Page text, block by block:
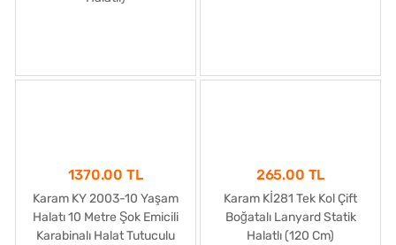
1370.00 TL
Karam KY 2003-10 Yaşam
Halatı 10 Metre Şok Emicili
Karabinalı Halat Tutuculu
265.00 TL
Karam Kİ281 Tek Kol Çift
Boğatalı Lanyard Statik
Halatlı (120 Cm)